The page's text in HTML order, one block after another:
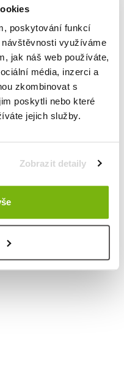
poskytování funkcí
využíváme
jak náš web používáte,
média, inzerci a
zkombinovat s
poskytli nebo které
jejich služby.
Zobrazit detaily